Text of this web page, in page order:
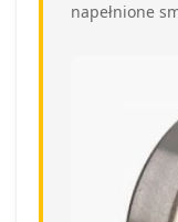
napełnione